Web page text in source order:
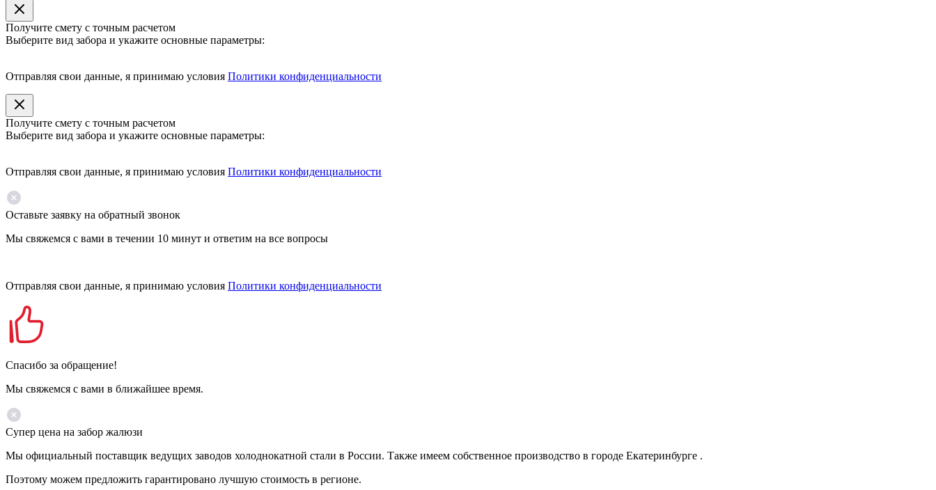
Получите смету с точным расчетом
Выберите вид забора и укажите основные параметры:
Отправляя свои данные, я принимаю условия Политики конфиденциальности
Получите смету с точным расчетом
Выберите вид забора и укажите основные параметры:
Отправляя свои данные, я принимаю условия Политики конфиденциальности
Оставьте заявку на обратный звонок
Мы свяжемся с вами в течении 10 минут и ответим на все вопросы
Отправляя свои данные, я принимаю условия Политики конфиденциальности
Спасибо за обращение!
Мы свяжемся с вами в ближайшее время.
Супер цена на забор жалюзи
Мы официальный поставщик ведущих заводов холоднокатной стали в России. Также имеем собственное производство в городе Екатеринбурге .
Поэтому можем предложить гарантировано лучшую стоимость в регионе.